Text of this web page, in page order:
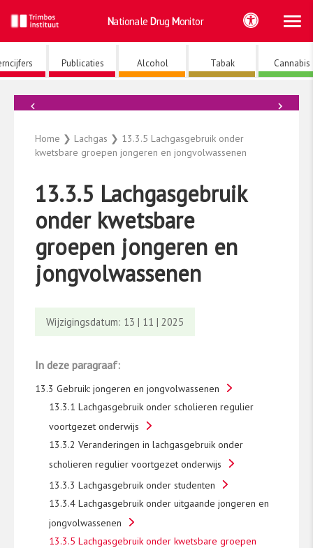
naar
de
inhoud
Nationale Drug Monitor
Publicaties Alcohol Tabak Cannabis
Home ❯ Lachgas ❯ 13.3.5 Lachgasgebruik onder
kwetsbare groepen jongeren en jongvolwassenen
13.3.5 Lachgasgebruik
onder kwetsbare
groepen jongeren en
jongvolwassenen
Wijzigingsdatum: 13 | 11 | 2025
In deze paragraaf:
13.3 Gebruik: jongeren en jongvolwassenen
13.3.1 Lachgasgebruik onder scholieren regulier
voortgezet onderwijs
13.3.2 Veranderingen in lachgasgebruik onder
scholieren regulier voortgezet onderwijs
13.3.3 Lachgasgebruik onder studenten
13.3.4 Lachgasgebruik onder uitgaande jongeren en
jongvolwassenen
13.3.5 Lachgasgebruik onder kwetsbare groepen
→
←